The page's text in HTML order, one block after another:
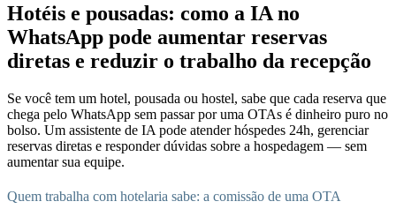
Hotéis e pousadas: como a IA no
WhatsApp pode aumentar reservas
diretas e reduzir o trabalho da recepção
Se você tem um hotel, pousada ou hostel, sabe que cada reserva que
chega pelo WhatsApp sem passar por uma OTAs é dinheiro puro no
bolso. Um assistente de IA pode atender hóspedes 24h, gerenciar
reservas diretas e responder dúvidas sobre a hospedagem — sem
aumentar sua equipe.
Quem trabalha com hotelaria sabe: a comissão de uma OTA